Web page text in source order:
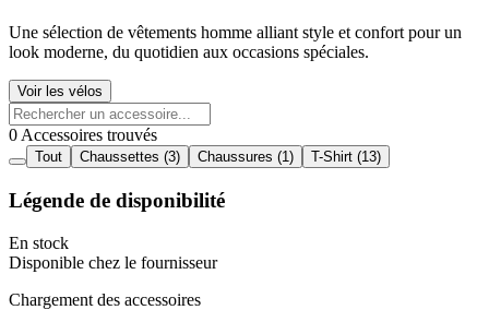
Une sélection de vêtements homme alliant style et confort pour un
look moderne, du quotidien aux occasions spéciales.
Voir les vélos
0 Accessoires trouvés
Tout Chaussettes (3) Chaussures (1) T-Shirt (13)
Légende de disponibilité
En stock
Disponible chez le fournisseur
Chargement des accessoires